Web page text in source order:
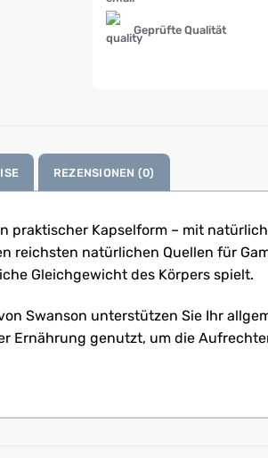
Geprüfte Qualität
REZENSIONEN (0)
praktischer Kapselform – mit
reichsten natürlichen Quellen für
Gleichgewicht des Körpers spielt.
Swanson unterstützen Sie Ihr
Ernährung genutzt, um die